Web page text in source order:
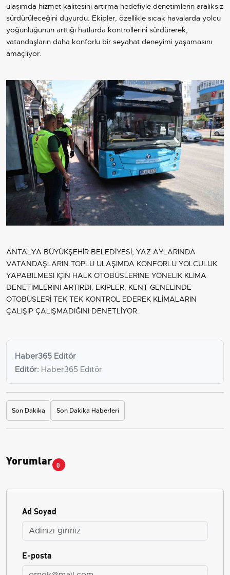
ulaşımda hizmet kalitesini artırma hedefiyle denetimlerin aralıksız
sürdürüleceğini duyurdu. Ekipler, özellikle sıcak havalarda yolcu
yoğunluğunun arttığı hatlarda kontrollerini sürdürerek,
vatandaşların daha konforlu bir seyahat deneyimi yaşamasını
amaçlıyor.
ANTALYA BÜYÜKŞEHİR BELEDİYESİ, YAZ AYLARINDA
VATANDAŞLARIN TOPLU ULAŞIMDA KONFORLU YOLCULUK
YAPABİLMESİ İÇİN HALK OTOBÜSLERİNE YÖNELİK KLİMA
DENETİMLERİNİ ARTIRDI. EKİPLER, KENT GENELİNDE
OTOBÜSLERİ TEK TEK KONTROL EDEREK KLİMALARIN
ÇALIŞIP ÇALIŞMADIĞINI DENETLİYOR.
Haber365 Editör
Editör: Haber365 Editör
Son Dakika Son Dakika Haberleri
Yorumlar 0
Ad Soyad
E-posta